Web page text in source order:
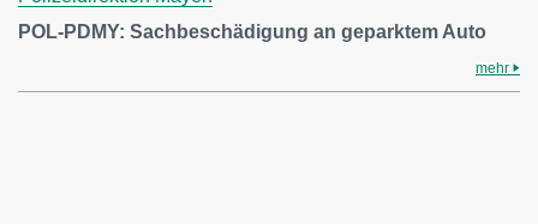
POL-PDMY: Sachbeschädigung an geparktem Auto
mehr